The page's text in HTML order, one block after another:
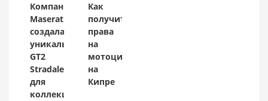
Компания
Maserati
создала
уникальный
GT2
Stradale
для
коллекционера
Как
получить
права
на
мотоцикл
на
Кипре